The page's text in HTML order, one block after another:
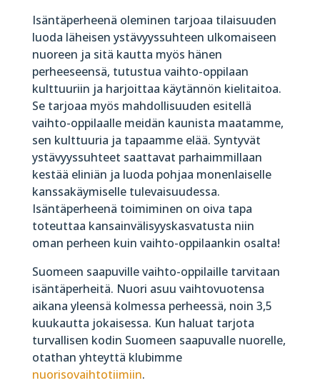
Isäntäperheenä oleminen tarjoaa tilaisuuden
luoda läheisen ystävyyssuhteen ulkomaiseen
nuoreen ja sitä kautta myös hänen
perheeseensä, tutustua vaihto-oppilaan
kulttuuriin ja harjoittaa käytännön kielitaitoa.
Se tarjoaa myös mahdollisuuden esitellä
vaihto-oppilaalle meidän kaunista maatamme,
sen kulttuuria ja tapaamme elää. Syntyvät
ystävyyssuhteet saattavat parhaimmillaan
kestää eliniän ja luoda pohjaa monenlaiselle
kanssakäymiselle tulevaisuudessa.
Isäntäperheenä toimiminen on oiva tapa
toteuttaa kansainvälisyyskasvatusta niin
oman perheen kuin vaihto-oppilaankin osalta!
Suomeen saapuville vaihto-oppilaille tarvitaan
isäntäperheitä. Nuori asuu vaihtovuotensa
aikana yleensä kolmessa perheessä, noin 3,5
kuukautta jokaisessa. Kun haluat tarjota
turvallisen kodin Suomeen saapuvalle nuorelle,
otathan yhteyttä klubimme
nuorisovaihtotiimiin.